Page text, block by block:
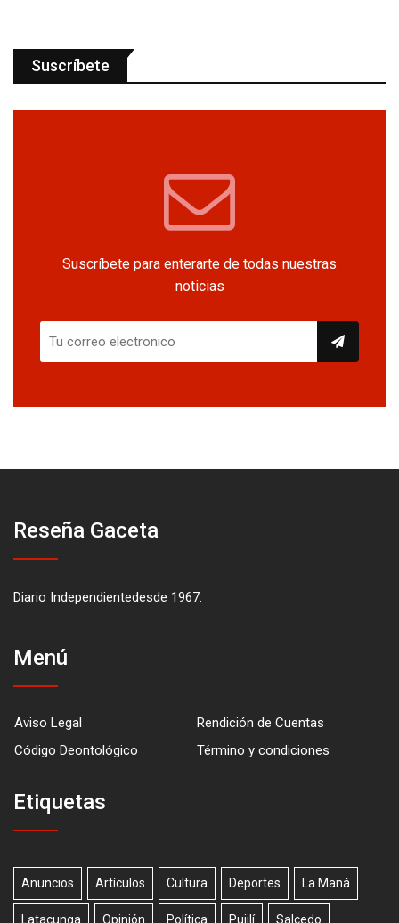
Suscríbete
Suscríbete para enterarte de todas nuestras
noticias
Reseña Gaceta
Diario Independientedesde 1967.
Menú
Aviso Legal
Rendición de Cuentas
Código Deontológico
Término y condiciones
Etiquetas
Anuncios Artículos Cultura Deportes La Maná
Latacunga Opinión Política Pujilí Salcedo